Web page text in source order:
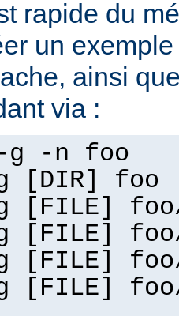
rapide du
un
ainsi
via :
g -n foo
[DIR] foo
[FILE]
[FILE] foo/
[FILE]
[FILE]